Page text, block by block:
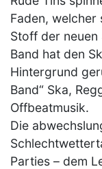
Faden, welcher
Stoff der neuen
Band hat den
Hintergrund
Band“ Ska,
Offbeatmusik.
Die
Parties – dem